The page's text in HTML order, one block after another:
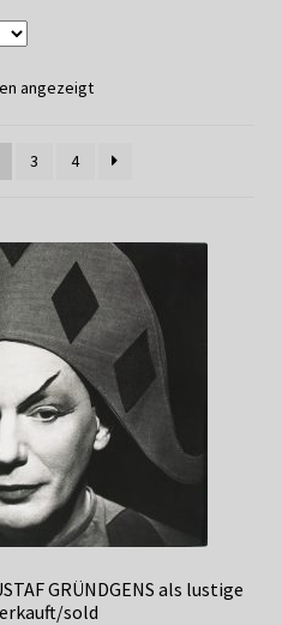
angezeigt
3 4
GRÜNDGENS als lustige
sold